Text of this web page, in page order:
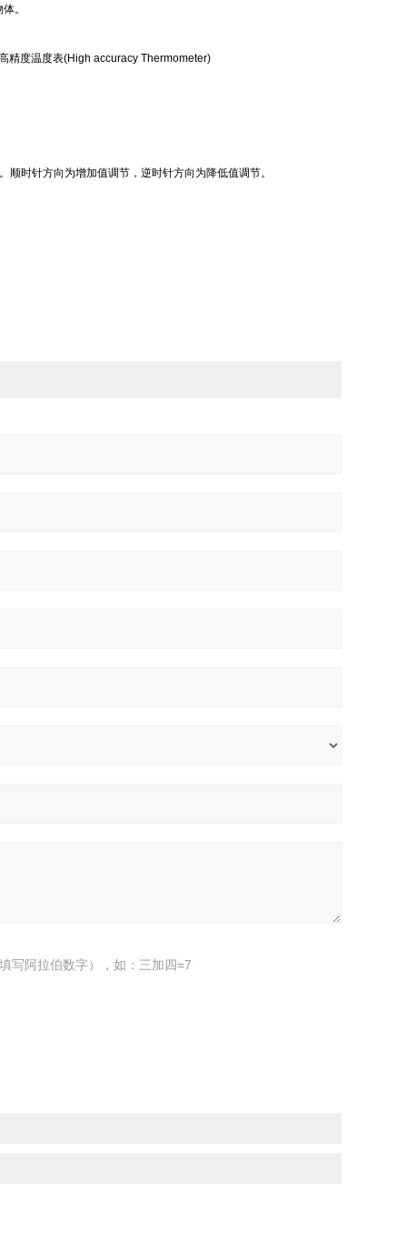
。
精度温度表(High accuracy Thermometer)
顺时针方向为增加值调节，逆时针方向为降低值调节。
写阿拉伯数字），如：三加四=7